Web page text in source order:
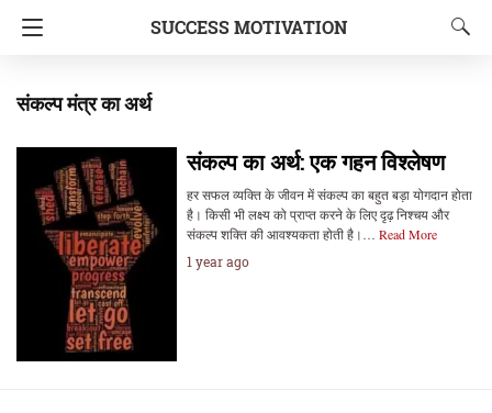
SUCCESS MOTIVATION
संकल्प मंत्र का अर्थ
संकल्प का अर्थ: एक गहन विश्लेषण
हर सफल व्यक्ति के जीवन में संकल्प का बहुत बड़ा योगदान होता
है। किसी भी लक्ष्य को प्राप्त करने के लिए दृढ़ निश्चय और
संकल्प शक्ति की आवश्यकता होती है।… Read More
1 year ago